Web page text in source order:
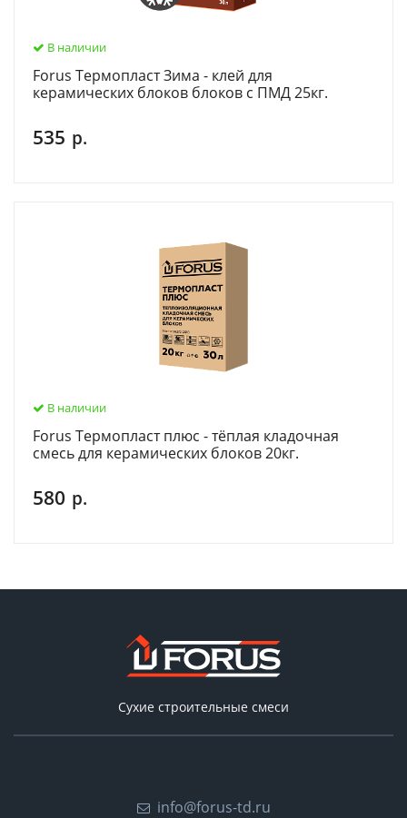
В наличии
Forus Термопласт Зима - клей для
керамических блоков блоков с ПМД 25кг.
535 р.
В наличии
Forus Термопласт плюс - тёплая кладочная
смесь для керамических блоков 20кг.
580 р.
Сухие строительные смеси
info@forus-td.ru